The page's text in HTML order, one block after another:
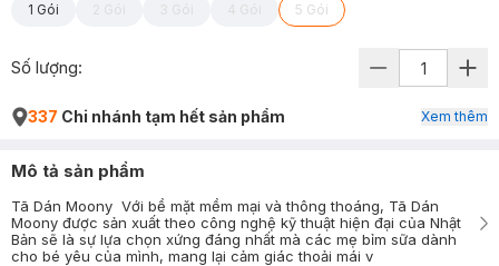
1 Gói 2 Gói 3 Gói 4 Gói 5 Gói
Số lượng:
337 Chi nhánh tạm hết sản phẩm Xem thêm
Mô tả sản phẩm
Tã Dán Moony Với bề mặt mềm mại và thông thoáng, Tã Dán
Moony được sản xuất theo công nghệ kỹ thuật hiện đại của Nhật
Bản sẽ là sự lựa chọn xứng đáng nhất mà các mẹ bỉm sữa dành
cho bé yêu của mình, mang lại cảm giác thoải mái v